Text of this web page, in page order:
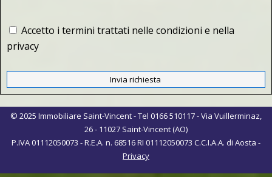
Accetto i termini trattati nelle condizioni e nella
privacy
© 2025 Immobiliare Saint-Vincent - Tel 0166 510117 - Via Vuillerminaz,
26 - 11027 Saint-Vincent (AO)
P.IVA 01112050073 - R.E.A. n. 68516 RI 01112050073 C.C.I.A.A. di Aosta -
Privacy